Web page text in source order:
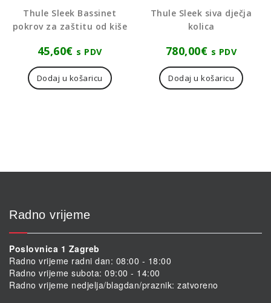
Thule Sleek Bassinet
pokrov za zaštitu od kiše
45,60€ s PDV
Dodaj u košaricu
Thule Sleek siva dječja
kolica
780,00€ s PDV
Dodaj u košaricu
Radno vrijeme
Poslovnica 1 Zagreb
Radno vrijeme radni dan: 08:00 - 18:00
Radno vrijeme subota: 09:00 - 14:00
Radno vrijeme nedjelja/blagdan/praznik: zatvoreno